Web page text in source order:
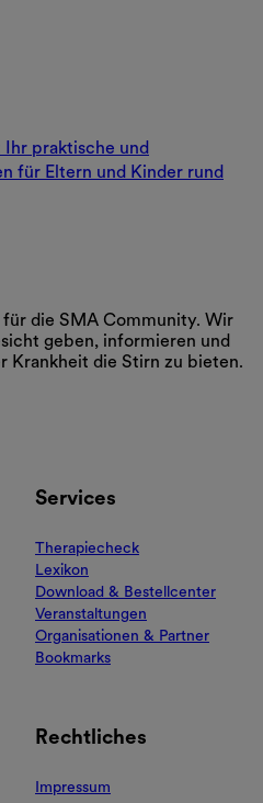
Ihr praktische und
für Eltern und Kinder rund
die SMA Community. Wir
geben, informieren und
Krankheit die Stirn zu bieten.
Services
Therapiecheck
Lexikon
Download & Bestellcenter
Veranstaltungen
Organisationen & Partner
Bookmarks
Rechtliches
Impressum